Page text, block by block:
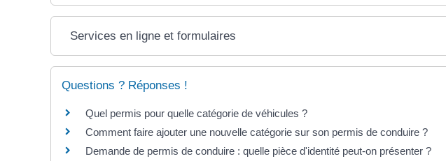
Services en ligne et formulaires
Questions ? Réponses !
Quel permis pour quelle catégorie de véhicules ?
Comment faire ajouter une nouvelle catégorie sur son permis de conduire ?
Demande de permis de conduire : quelle pièce d'identité peut-on présenter ?